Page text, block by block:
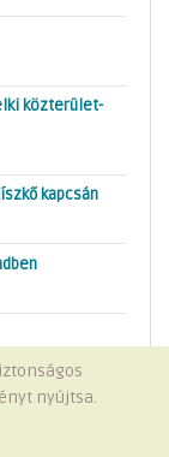
közterület-
kapcsán
nyújtsa.